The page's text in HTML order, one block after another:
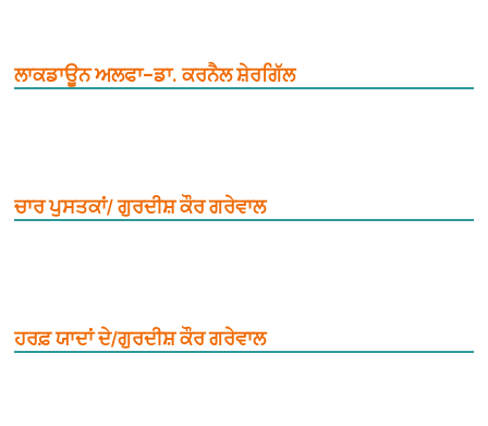
ਲਾਕਡਾਊਨ ਅਲਫਾ–ਡਾ. ਕਰਨੈਲ ਸ਼ੇਰਗਿੱਲ
ਚਾਰ ਪੁਸਤਕਾਂ/ ਗੁਰਦੀਸ਼ ਕੌਰ ਗਰੇਵਾਲ
ਹਰਫ਼ ਯਾਦਾਂ ਦੇ/ਗੁਰਦੀਸ਼ ਕੌਰ ਗਰੇਵਾਲ